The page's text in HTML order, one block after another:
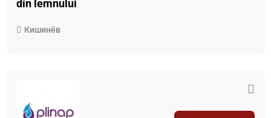
din lemnului
Кишинёв